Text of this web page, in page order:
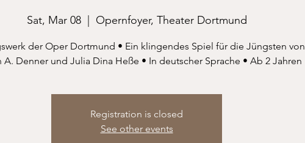
Sat, Mar 08
  |
Opernfoyer, Theater Dortmund
der Oper Dortmund • Ein klingendes Spiel für die Jüngsten von
A. Denner und Julia Dina Heße • In deutscher Sprache • Ab 2 Jahren
Registration is closed
See other events